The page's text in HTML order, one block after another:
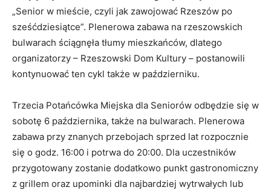
„Senior w mieście, czyli jak zawojować Rzeszów po
sześćdziesiątce”. Plenerowa zabawa na rzeszowskich
bulwarach ściągnęła tłumy mieszkańców, dlatego
organizatorzy – Rzeszowski Dom Kultury – postanowili
kontynuować ten cykl także w październiku.
Trzecia Potańcówka Miejska dla Seniorów odbędzie się w
sobotę 6 października, także na bulwarach. Plenerowa
zabawa przy znanych przebojach sprzed lat rozpocznie
się o godz. 16:00 i potrwa do 20:00. Dla uczestników
przygotowany zostanie dodatkowo punkt gastronomiczny
z grillem oraz upominki dla najbardziej wytrwałych lub